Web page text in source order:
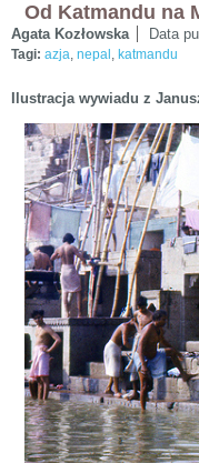
Od Katmandu na
Agata Kozłowska Data
Tagi: azja, nepal , katmandu
Ilustracja wywiadu z